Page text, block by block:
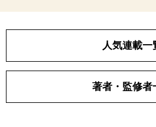
人気連載一
著者・監修者